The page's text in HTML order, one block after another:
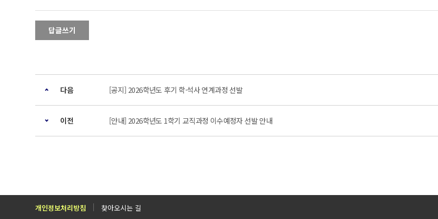
답글쓰기
다음 [공지] 2026학년도 후기 학·석사 연계과정 선발
이전 [안내] 2026학년도 1학기 교직과정 이수예정자 선발 안내
개인정보처리방침 찾아오시는 길